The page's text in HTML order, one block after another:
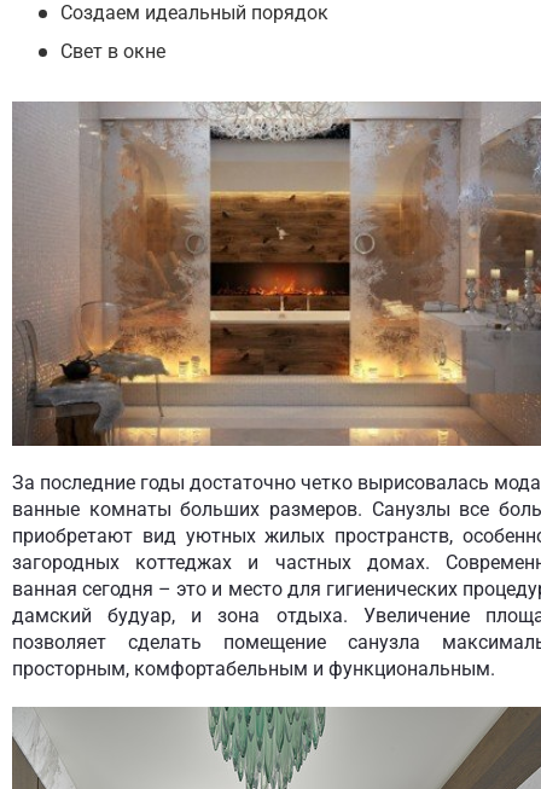
Создаем идеальный порядок
Свет в окне
За последние годы достаточно четко вырисовалась
ванные комнаты больших размеров. Санузлы все
приобретают вид уютных жилых пространств,
загородных коттеджах и частных домах.
ванная сегодня – это и место для гигиенических
дамский будуар, и зона отдыха. Увеличение
позволяет сделать помещение санузла
просторным, комфортабельным и функциональным.